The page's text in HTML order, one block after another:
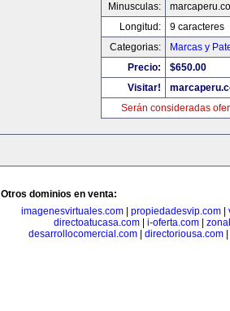
Minusculas:
Longitud:
9 caracteres
Categorias:
Marcas y
Precio:
$650.00
Visitar!
Serán consideradas
Otros dominios en venta:
imagenesvirtuales.com| propiedadesvip.com|
directoatucasa.com| i-oferta.com|
desarrollocomercial.com
directoriousa.com